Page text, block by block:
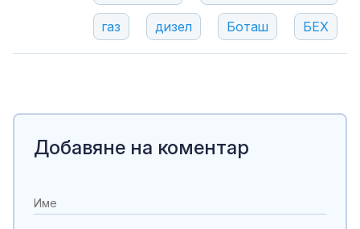
газ дизел Боташ БЕХ
Добавяне на коментар